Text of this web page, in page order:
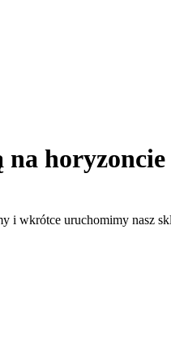
na horyzoncie
i wkrótce uruchomimy nasz